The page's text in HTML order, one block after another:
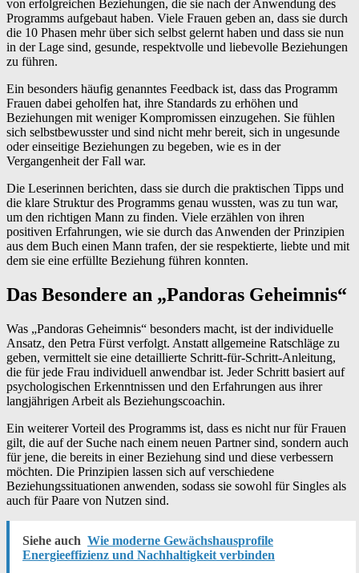
von erfolgreichen Beziehungen, die sie nach der Anwendung des
Programms aufgebaut haben. Viele Frauen geben an, dass sie durch
die 10 Phasen mehr über sich selbst gelernt haben und dass sie nun
in der Lage sind, gesunde, respektvolle und liebevolle Beziehungen
zu führen.
Ein besonders häufig genanntes Feedback ist, dass das Programm
Frauen dabei geholfen hat, ihre Standards zu erhöhen und
Beziehungen mit weniger Kompromissen einzugehen. Sie fühlen
sich selbstbewusster und sind nicht mehr bereit, sich in ungesunde
oder einseitige Beziehungen zu begeben, wie es in der
Vergangenheit der Fall war.
Die Leserinnen berichten, dass sie durch die praktischen Tipps und
die klare Struktur des Programms genau wussten, was zu tun war,
um den richtigen Mann zu finden. Viele erzählen von ihren
positiven Erfahrungen, wie sie durch das Anwenden der Prinzipien
aus dem Buch einen Mann trafen, der sie respektierte, liebte und mit
dem sie eine erfüllte Beziehung führen konnten.
Das Besondere an „Pandoras Geheimnis“
Was „Pandoras Geheimnis“ besonders macht, ist der individuelle
Ansatz, den Petra Fürst verfolgt. Anstatt allgemeine Ratschläge zu
geben, vermittelt sie eine detaillierte Schritt-für-Schritt-Anleitung,
die für jede Frau individuell anwendbar ist. Jeder Schritt basiert auf
psychologischen Erkenntnissen und den Erfahrungen aus ihrer
langjährigen Arbeit als Beziehungscoachin.
Ein weiterer Vorteil des Programms ist, dass es nicht nur für Frauen
gilt, die auf der Suche nach einem neuen Partner sind, sondern auch
für jene, die bereits in einer Beziehung sind und diese verbessern
möchten. Die Prinzipien lassen sich auf verschiedene
Beziehungssituationen anwenden, sodass sie sowohl für Singles als
auch für Paare von Nutzen sind.
Siehe auch Wie moderne Gewächshausprofile
Energieeffizienz und Nachhaltigkeit verbinden